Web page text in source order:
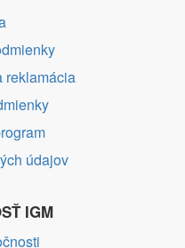
reklamácia
údajov
IGM